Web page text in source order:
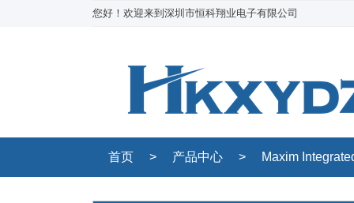
您好！欢迎来到深圳市恒科翔业电子有限公司
首页 > 产品中心 > Maxim